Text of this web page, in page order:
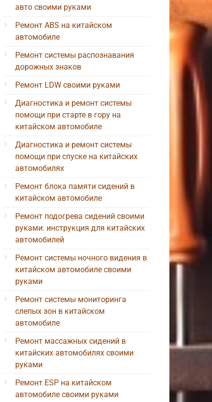
авто своими руками
Ремонт ABS на китайском
автомобиле
Ремонт системы распознавания
дорожных знаков
Ремонт LDW своими руками
Диагностика и ремонт системы
помощи при старте в гору на
китайском автомобиле
Диагностика и ремонт системы
помощи при спуске на китайских
автомобилях
Ремонт блока памяти сидений в
китайском автомобиле
Ремонт подогрева сидений своими
руками: инструкция для китайских
автомобилей
Ремонт системы ночного видения в
китайском автомобиле своими
руками
Ремонт системы мониторинга
слепых зон в китайском
автомобиле
Ремонт массажных сидений в
китайских автомобилях своими
руками
Ремонт ESP на китайском
автомобиле своими руками